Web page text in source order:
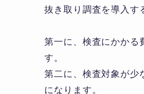
抜き取り調査を導入す
第一に、検査にかかる
す。
第二に、検査対象が少
になります。